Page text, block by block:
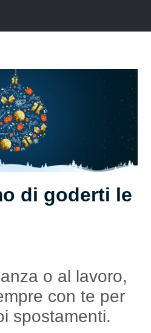
di goderti le
o al lavoro,
con te per
spostamenti.